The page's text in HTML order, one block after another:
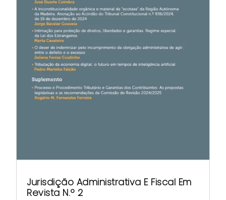
Jurisdição Administrativa E Fiscal Em
Revista N.º 2